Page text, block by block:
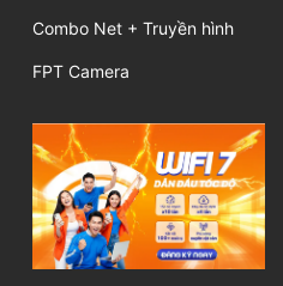
Combo Net + Truyền hình
FPT Camera